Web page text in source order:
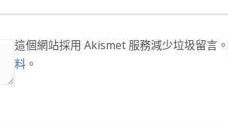
這個網站採用 Akismet 服務減少垃圾留言。
料 。